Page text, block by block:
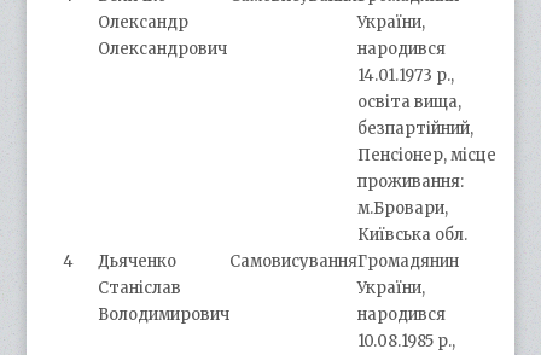
Олександр
Олександрович
України,
народився
14.01.1973 р.,
освіта вища,
безпартійний,
Пенсіонер, місце
проживання:
м.Бровари,
Київська обл.
4
Дьяченко
Станіслав
Володимирович
СамовисуванняГромадянин
України,
народився
10.08.1985 р.,